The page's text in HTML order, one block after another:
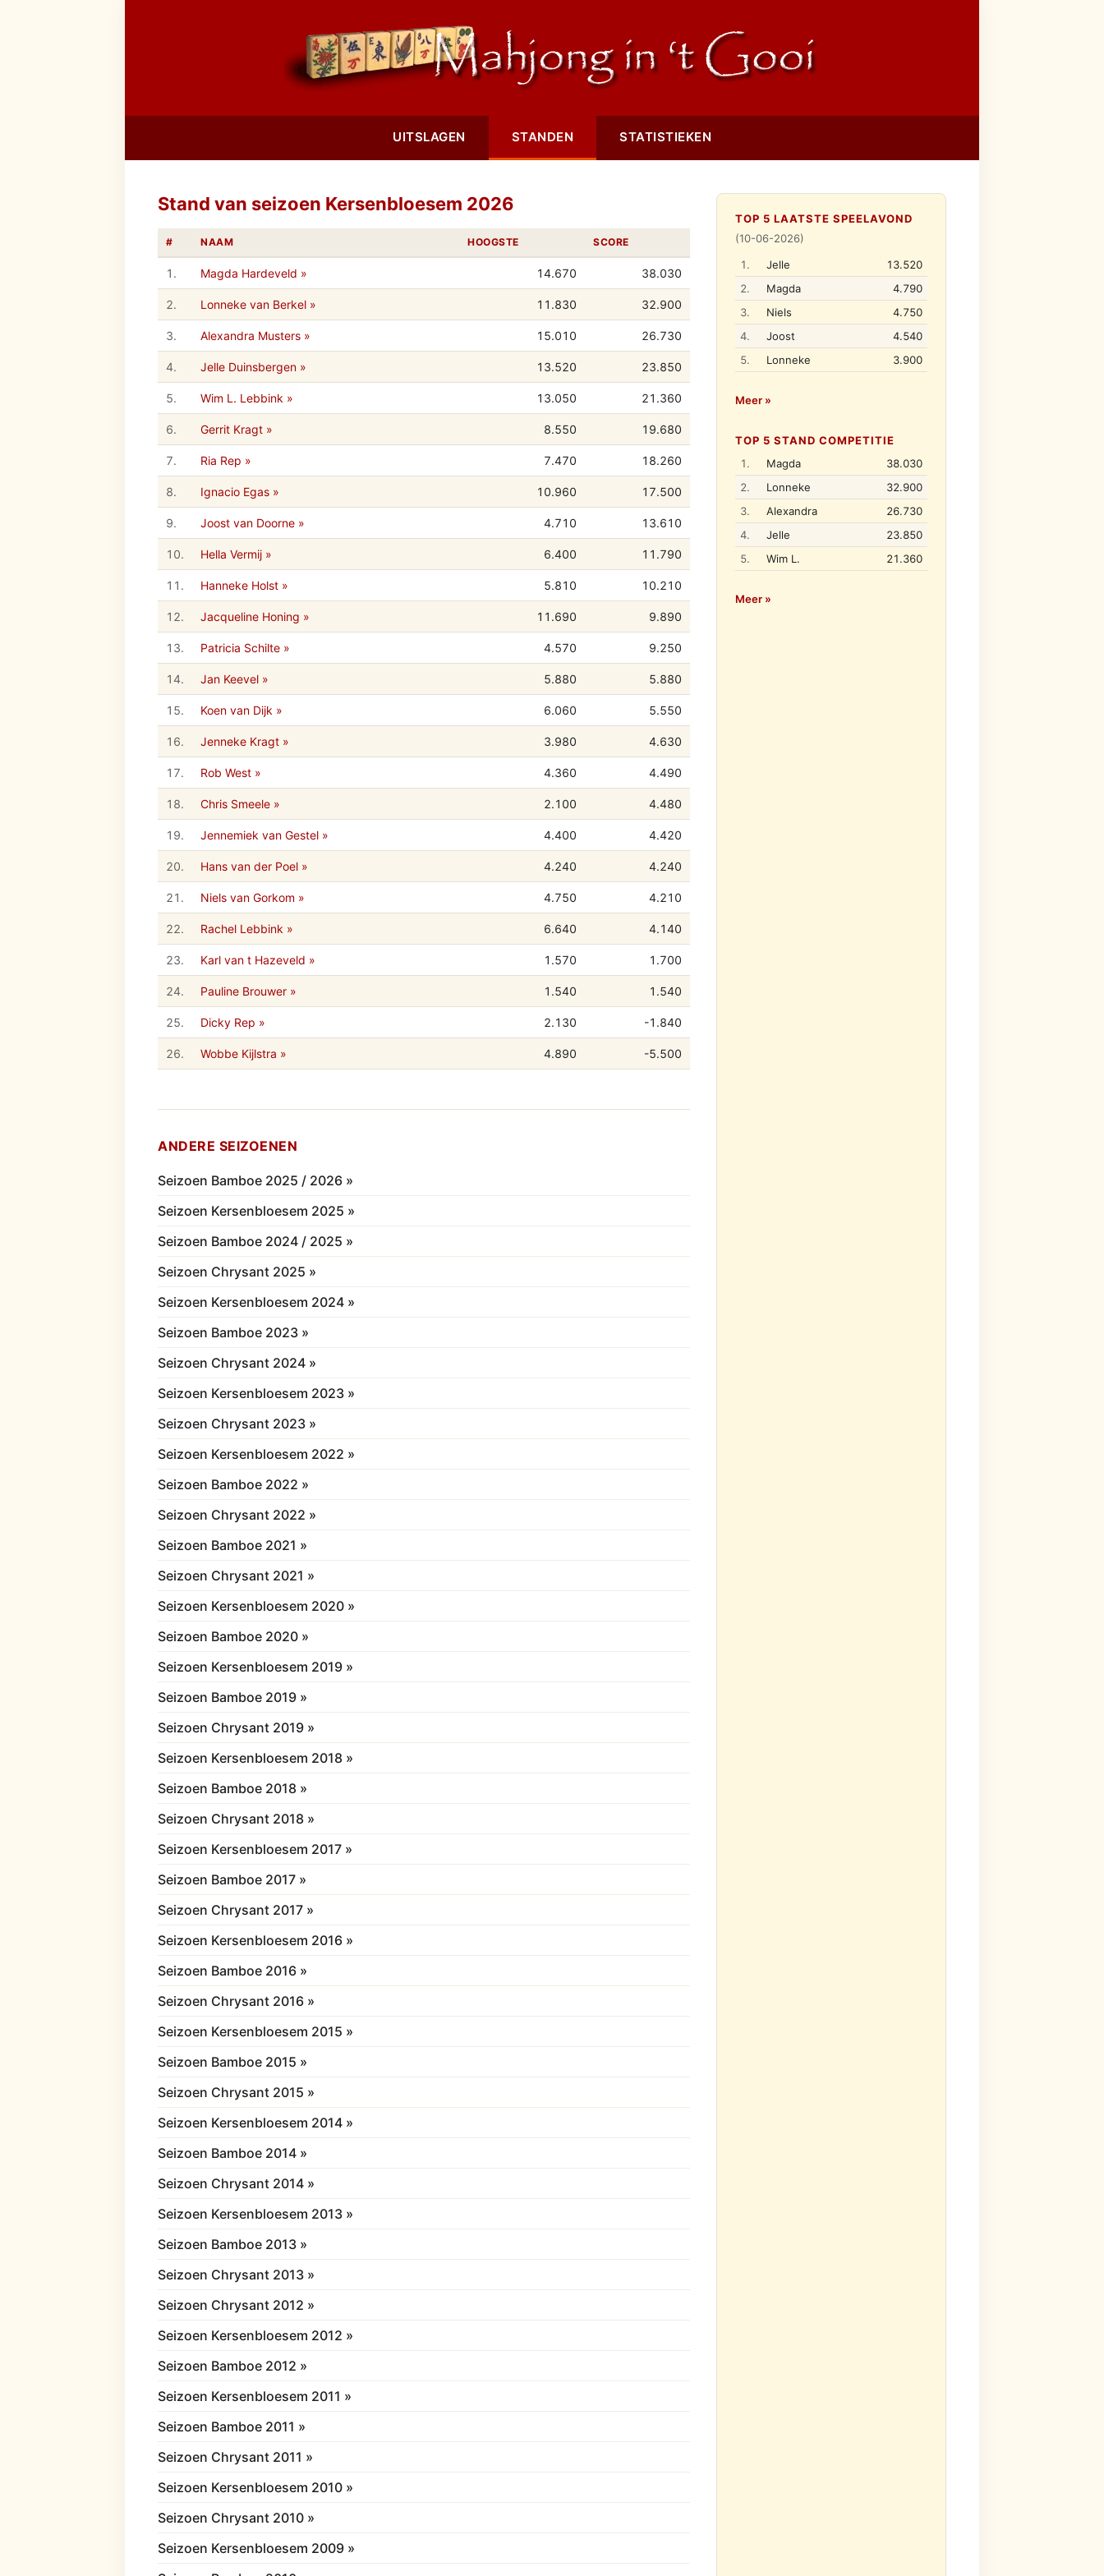
UITSLAGEN STANDEN STATISTIEKEN
Stand van seizoen Kersenbloesem 2026
# NAAM HOOGSTE SCORE
1. Magda Hardeveld » 14.670 38.030
2. Lonneke van Berkel » 11.830 32.900
3. Alexandra Musters » 15.010 26.730
4. Jelle Duinsbergen » 13.520 23.850
5. Wim L. Lebbink » 13.050 21.360
6. Gerrit Kragt » 8.550 19.680
7. Ria Rep » 7.470 18.260
8. Ignacio Egas » 10.960 17.500
9. Joost van Doorne » 4.710 13.610
10. Hella Vermij » 6.400 11.790
11. Hanneke Holst » 5.810 10.210
12. Jacqueline Honing » 11.690 9.890
13. Patricia Schilte » 4.570 9.250
14. Jan Keevel » 5.880 5.880
15. Koen van Dijk » 6.060 5.550
16. Jenneke Kragt » 3.980 4.630
17. Rob West » 4.360 4.490
18. Chris Smeele » 2.100 4.480
19. Jennemiek van Gestel » 4.400 4.420
20. Hans van der Poel » 4.240 4.240
21. Niels van Gorkom » 4.750 4.210
22. Rachel Lebbink » 6.640 4.140
23. Karl van t Hazeveld » 1.570 1.700
24. Pauline Brouwer » 1.540 1.540
25. Dicky Rep » 2.130 -1.840
26. Wobbe Kijlstra » 4.890 -5.500
ANDERE SEIZOENEN
Seizoen Bamboe 2025 / 2026 »
Seizoen Kersenbloesem 2025 »
Seizoen Bamboe 2024 / 2025 »
Seizoen Chrysant 2025 »
Seizoen Kersenbloesem 2024 »
Seizoen Bamboe 2023 »
Seizoen Chrysant 2024 »
Seizoen Kersenbloesem 2023 »
Seizoen Chrysant 2023 »
Seizoen Kersenbloesem 2022 »
Seizoen Bamboe 2022 »
Seizoen Chrysant 2022 »
Seizoen Bamboe 2021 »
Seizoen Chrysant 2021 »
Seizoen Kersenbloesem 2020 »
Seizoen Bamboe 2020 »
Seizoen Kersenbloesem 2019 »
Seizoen Bamboe 2019 »
Seizoen Chrysant 2019 »
Seizoen Kersenbloesem 2018 »
Seizoen Bamboe 2018 »
Seizoen Chrysant 2018 »
Seizoen Kersenbloesem 2017 »
Seizoen Bamboe 2017 »
Seizoen Chrysant 2017 »
Seizoen Kersenbloesem 2016 »
Seizoen Bamboe 2016 »
Seizoen Chrysant 2016 »
Seizoen Kersenbloesem 2015 »
Seizoen Bamboe 2015 »
Seizoen Chrysant 2015 »
Seizoen Kersenbloesem 2014 »
Seizoen Bamboe 2014 »
Seizoen Chrysant 2014 »
Seizoen Kersenbloesem 2013 »
Seizoen Bamboe 2013 »
Seizoen Chrysant 2013 »
Seizoen Chrysant 2012 »
Seizoen Kersenbloesem 2012 »
Seizoen Bamboe 2012 »
Seizoen Kersenbloesem 2011 »
Seizoen Bamboe 2011 »
Seizoen Chrysant 2011 »
Seizoen Kersenbloesem 2010 »
Seizoen Chrysant 2010 »
Seizoen Kersenbloesem 2009 »
TOP 5 LAATSTE SPEELAVOND
(10-06-2026)
1.
Jelle
13.520
2.
Magda
4.790
3.
Niels
4.750
4.
Joost
4.540
5.
Lonneke 3.900
Meer »
TOP 5 STAND COMPETITIE
1.
Magda
38.030
2.
Lonneke
32.900
3.
Alexandra
26.730
4.
Jelle
23.850
5.
Wim L. 21.360
Meer »